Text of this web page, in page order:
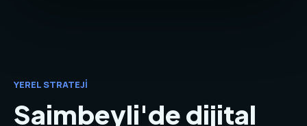
YEREL STRATEJI
Saimbeyli'de dijital